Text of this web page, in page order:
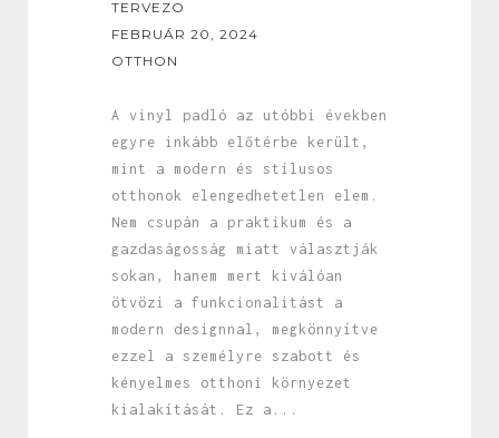
TERVEZO
FEBRUÁR 20, 2024
OTTHON
A vinyl padló az utóbbi években
egyre inkább előtérbe került,
mint a modern és stílusos
otthonok elengedhetetlen elem.
Nem csupán a praktikum és a
gazdaságosság miatt választják
sokan, hanem mert kiválóan
ötvözi a funkcionalitást a
modern designnal, megkönnyítve
ezzel a személyre szabott és
kényelmes otthoni környezet
kialakítását. Ez a...